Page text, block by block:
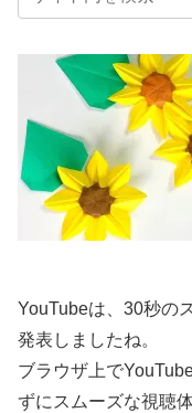
YouTubeは、30秒の
発表しましたね。
ブラウザ上で
ずにスムーズな視聴